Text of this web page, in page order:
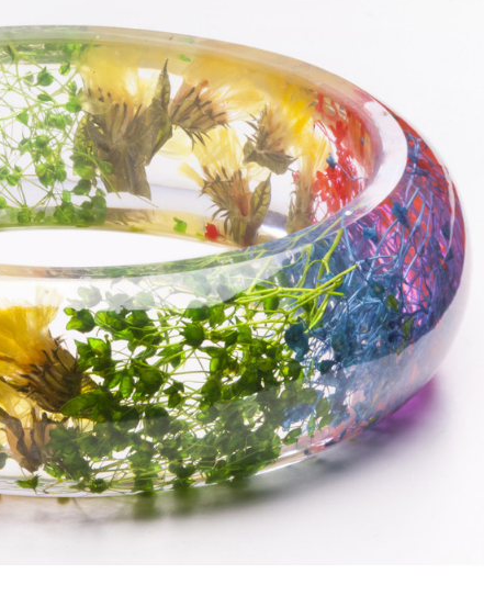
Yetenekli Kadınlar
Ayşenur Akbuğa, @hobiluso,
Yetenekli Kadınlar
Manşet Yetenekli
Özgül Acır, Erse
Sahibi, Girişimci,